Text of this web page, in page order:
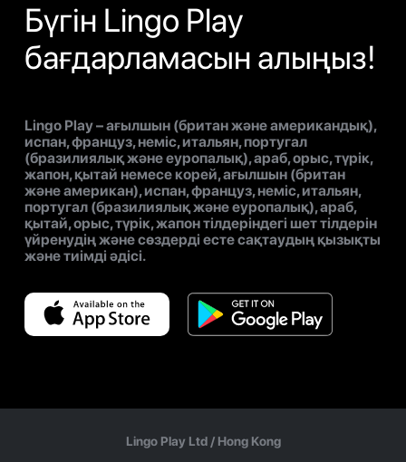
Бүгін Lingo Play
бағдарламасын алыңыз!
Lingo Play – ағылшын (британ және американдық),
испан, француз, неміс, итальян, португал
(бразилиялық және еуропалық), араб, орыс, түрік,
жапон, қытай немесе корей, ағылшын (британ
және американ), испан, француз, неміс, итальян,
португал (бразилиялық және еуропалық), араб,
қытай, орыс, түрік, жапон тілдеріндегі шет тілдерін
үйренудің және сөздерді есте сақтаудың қызықты
және тиімді әдісі.
Lingo Play Ltd / Hong Kong